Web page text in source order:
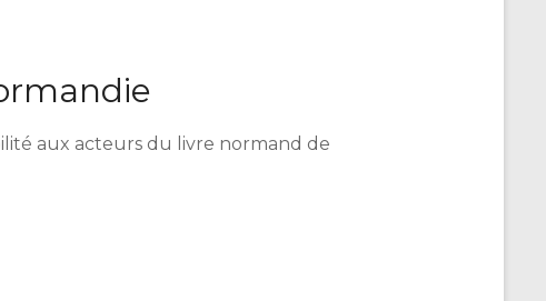
aux acteurs du livre normand de